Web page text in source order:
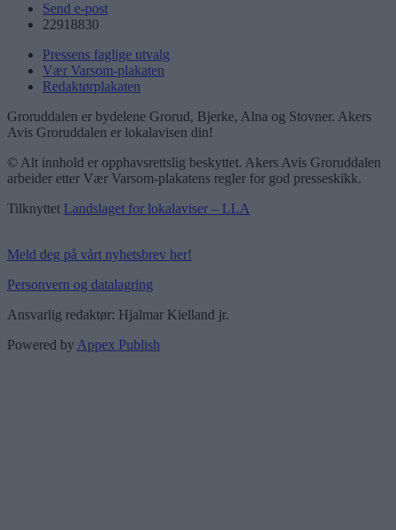
Send e-post
22918830
Pressens faglige utvalg
Vær Varsom-plakaten
Redaktørplakaten
Groruddalen er bydelene Grorud, Bjerke, Alna og Stovner. Akers
Avis Groruddalen er lokalavisen din!
© Alt innhold er opphavsrettslig beskyttet. Akers Avis Groruddalen
arbeider etter Vær Varsom-plakatens regler for god presseskikk.
Tilknyttet Landslaget for lokalaviser – LLA
Meld deg på vårt nyhetsbrev her!
Personvern og datalagring
Ansvarlig redaktør: Hjalmar Kielland jr.
Powered by Appex Publish